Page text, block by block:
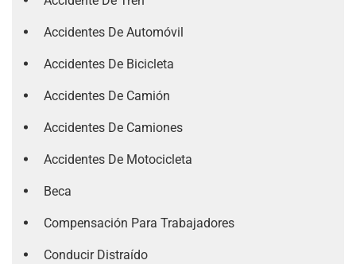
Accidentes De Automóvil
Accidentes De Bicicleta
Accidentes De Camión
Accidentes De Camiones
Accidentes De Motocicleta
Beca
Compensación Para Trabajadores
Conducir Distraído